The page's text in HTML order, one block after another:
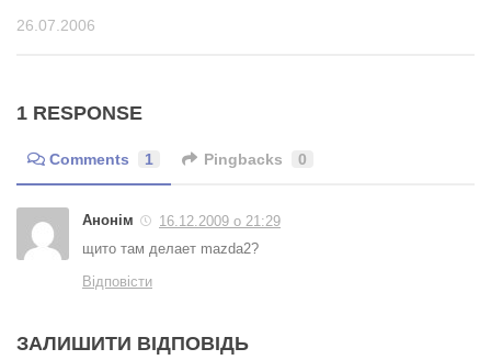
26.07.2006
1 RESPONSE
Comments 1 Pingbacks 0
Анонім
16.12.2009 о 21:29
щито там делает mazda2?
Відповісти
ЗАЛИШИТИ ВІДПОВІДЬ